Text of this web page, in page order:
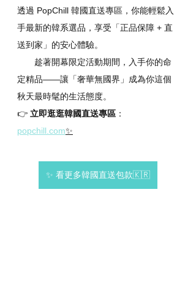
透過 PopChill 韓國直送專區，你能輕鬆入
手最新的韓系選品，享受「正品保障 + 直
送到家」的安心體驗。
定精品——讓「奢華無國界」成為你這個
秋天最時髦的生活態度。
👉 立即逛逛韓國直送專區 ：
popchill.com✨
✨ 看更多韓國直送包款🇰🇷